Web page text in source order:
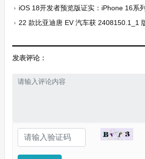
iOS 18开发者预览版证实：iPhone 16系
22 款比亚迪唐 EV 汽车获 2408150.1_1 版本多媒体系统固件更新：支持智能语音
发表评论：